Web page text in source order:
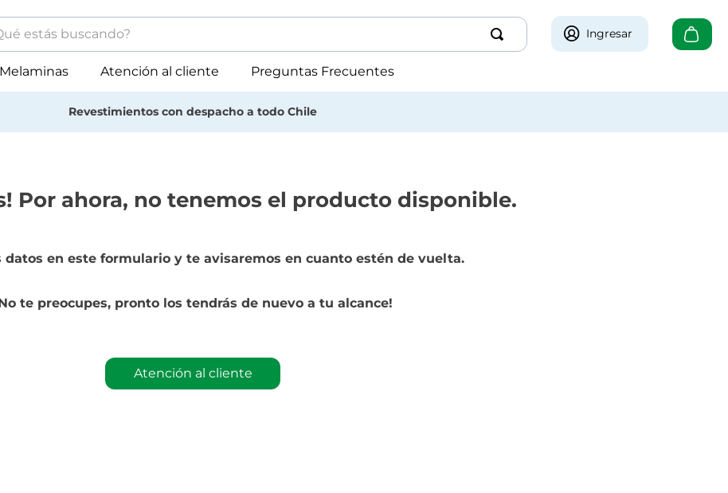
estás buscando?
Ingresar
Melaminas Atención al cliente Preguntas Frecuentes
Muebles con despacho a todo Chile
Por ahora, no tenemos el producto disponible.
datos en este formulario y te avisaremos en cuanto estén de vuelta.
te preocupes, pronto los tendrás de nuevo a tu alcance!
Atención al cliente
Términos más buscados
.
melamina